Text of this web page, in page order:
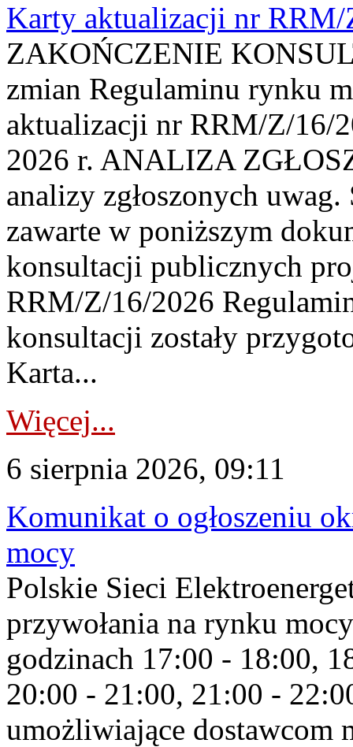
Karty aktualizacji nr
ZAKOŃCZENIE
zmian Regulaminu rynku
aktualizacji nr RRM/Z/16/
2026 r. ANALIZA
analizy zgłoszonych
zawarte w poniższym
konsultacji publicznych
RRM/Z/16/2026
konsultacji zostały
Karta...
Więcej...
6 sierpnia 2026, 09:11
Komunikat o ogłoszeniu
mocy
Polskie Sieci
przywołania na rynku
godzinach 17:00 - 18:00,
20:00 - 21:00, 21:00 -
umożliwiające dostawcom